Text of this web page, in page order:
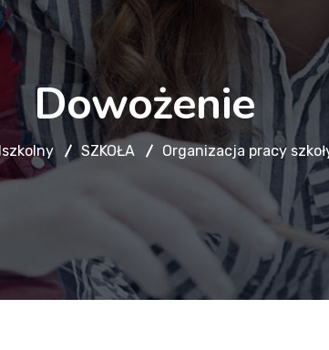
Dowożenie
SZKOŁA Organizacja pracy